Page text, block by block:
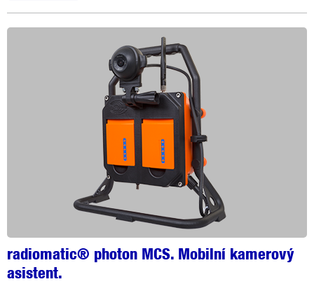
radiomatic® photon MCS. Mobilní kamerový
asistent.